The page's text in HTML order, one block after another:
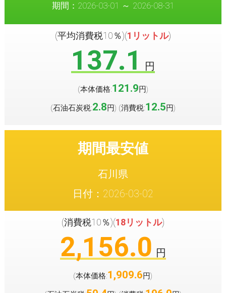
期間：2026-03-01 ～ 2026-08-31
(平均消費税10％)(1リットル)
137.1 円
(本体価格:121.9円)
(石油石炭税:2.8円) (消費税:12.5円)
期間最安値
石川県
日付：2026-03-02
(消費税10％)(18リットル)
2,156.0 円
(本体価格:1,909.6円)